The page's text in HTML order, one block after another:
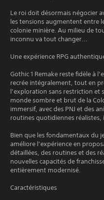
Le roi doit désormais négocier
les tensions augmentent entre
colonie minière. Au milieu de
inconnu va tout changer...
Une expérience RPG
Gothic 1 Remake reste fidèle à
recrée intégralement, tout en
l’exploration sans restriction et
monde sombre et brut de la
immersif, avec des PNJ et des
routines quotidiennes
Bien que les fondamentaux du
améliore l’expérience en
détaillées, des routines et des
nouvelles capacités de
entièrement modernisé.
Caractéristiques